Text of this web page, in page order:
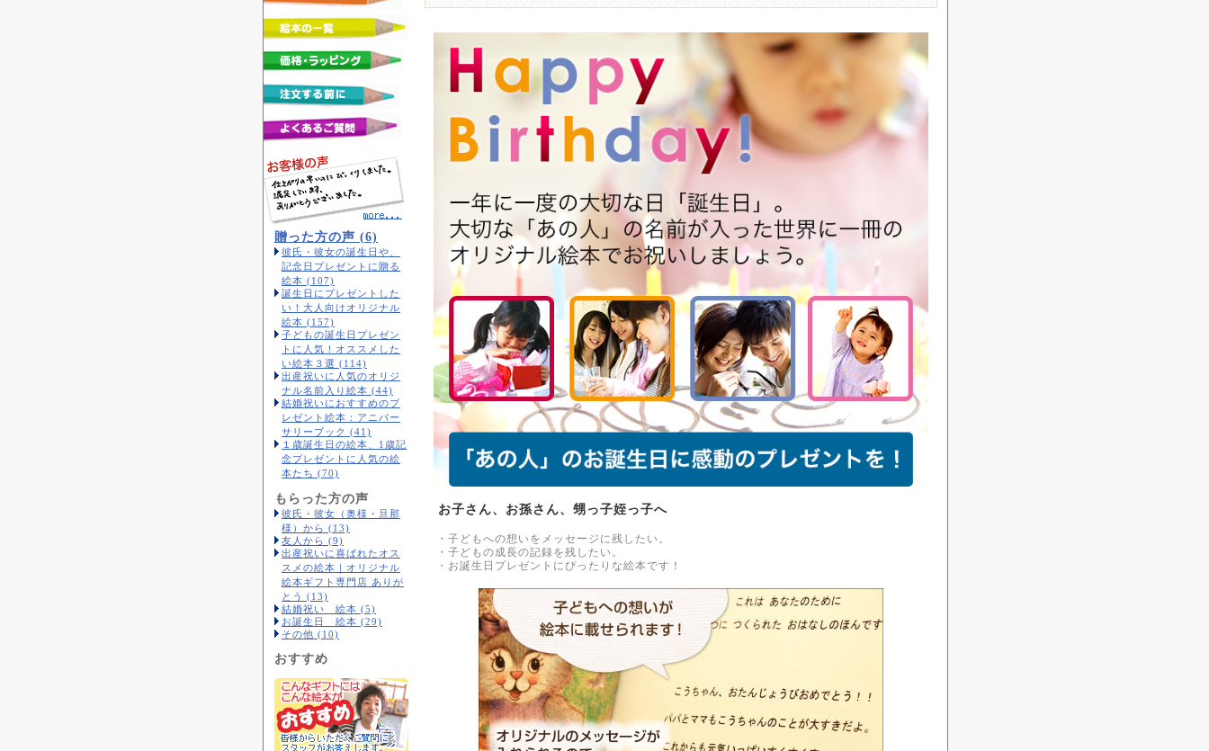
贈った方の声 (6)
彼氏・彼女の誕生日や、
記念日プレゼントに贈る
絵本 (107)
誕生日にプレゼントした
い！大人向けオリジナル
絵本 (157)
子どもの誕生日プレゼン
トに人気！オススメした
い絵本３選 (114)
出産祝いに人気のオリジ
ナル名前入り絵本 (44)
結婚祝いにおすすめのプ
レゼント絵本：アニバー
サリーブック (41)
１歳誕生日の絵本、1歳記
念プレゼントに人気の絵
本たち (70)
もらった方の声
彼氏・彼女（奥様・旦那
様）から (13)
友人から (9)
出産祝いに喜ばれたオス
スメの絵本｜オリジナル
絵本ギフト専門店 ありが
とう (13)
結婚祝い 絵本 (5)
お誕生日 絵本 (29)
その他 (10)
おすすめ
お子さん、お孫さん、甥っ子姪っ子へ
・子どもへの想いをメッセージに残したい。
・子どもの成長の記録を残したい。
・お誕生日プレゼントにぴったりな絵本です！